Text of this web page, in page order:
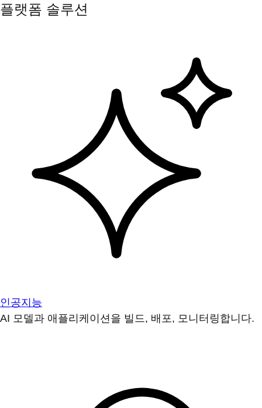
플랫폼 솔루션
인공지능
AI 모델과 애플리케이션을 빌드, 배포, 모니터링합니다.